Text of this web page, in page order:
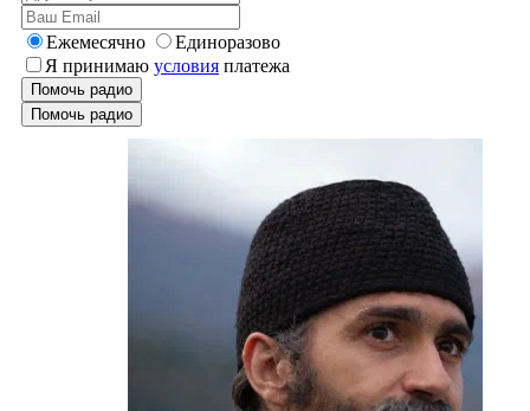
Ежемесячно
Единоразово
Я принимаю условия платежа
Помочь радио
Помочь радио